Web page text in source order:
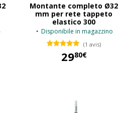
Montante completo Ø32
mm per rete tappeto
elastico 300
Disponibile in magazzino
(1 avis)
2980€